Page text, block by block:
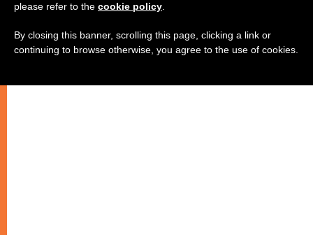
please refer to the cookie policy
By closing this banner, scrolling this page, clicking a link or
continuing to browse otherwise, you agree to the use of cookies.